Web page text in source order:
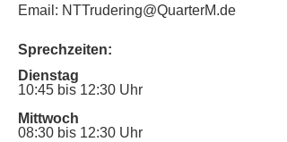
Email: NTTrudering@QuarterM.de
Sprechzeiten:
Dienstag
10:45 bis 12:30 Uhr
Mittwoch
08:30 bis 12:30 Uhr